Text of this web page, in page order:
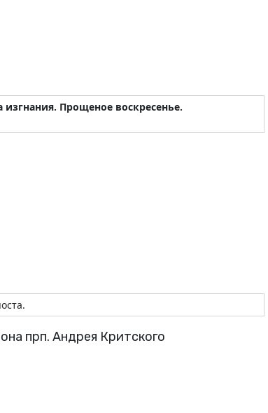
Прощеное воскресенье.
прп. Андрея Критского